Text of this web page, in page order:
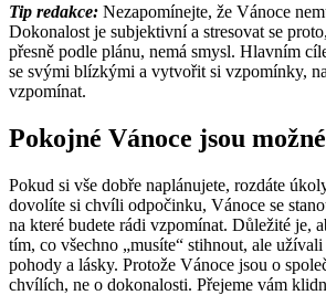
Tip redakce: Nezapomínejte, že Vánoce
Dokonalost je subjektivní a stresovat se
přesně podle plánu, nemá smysl. Hlavním
se svými blízkými a vytvořit si vzpomínky,
vzpomínat.
Pokojné Vánoce jsou možné
Pokud si vše dobře naplánujete, rozdáte
dovolíte si chvíli odpočinku, Vánoce se
na které budete rádi vzpomínat. Důležité je,
tím, co všechno „musíte“ stihnout, ale
pohody a lásky. Protože Vánoce jsou o
chvílích, ne o dokonalosti. Přejeme vám